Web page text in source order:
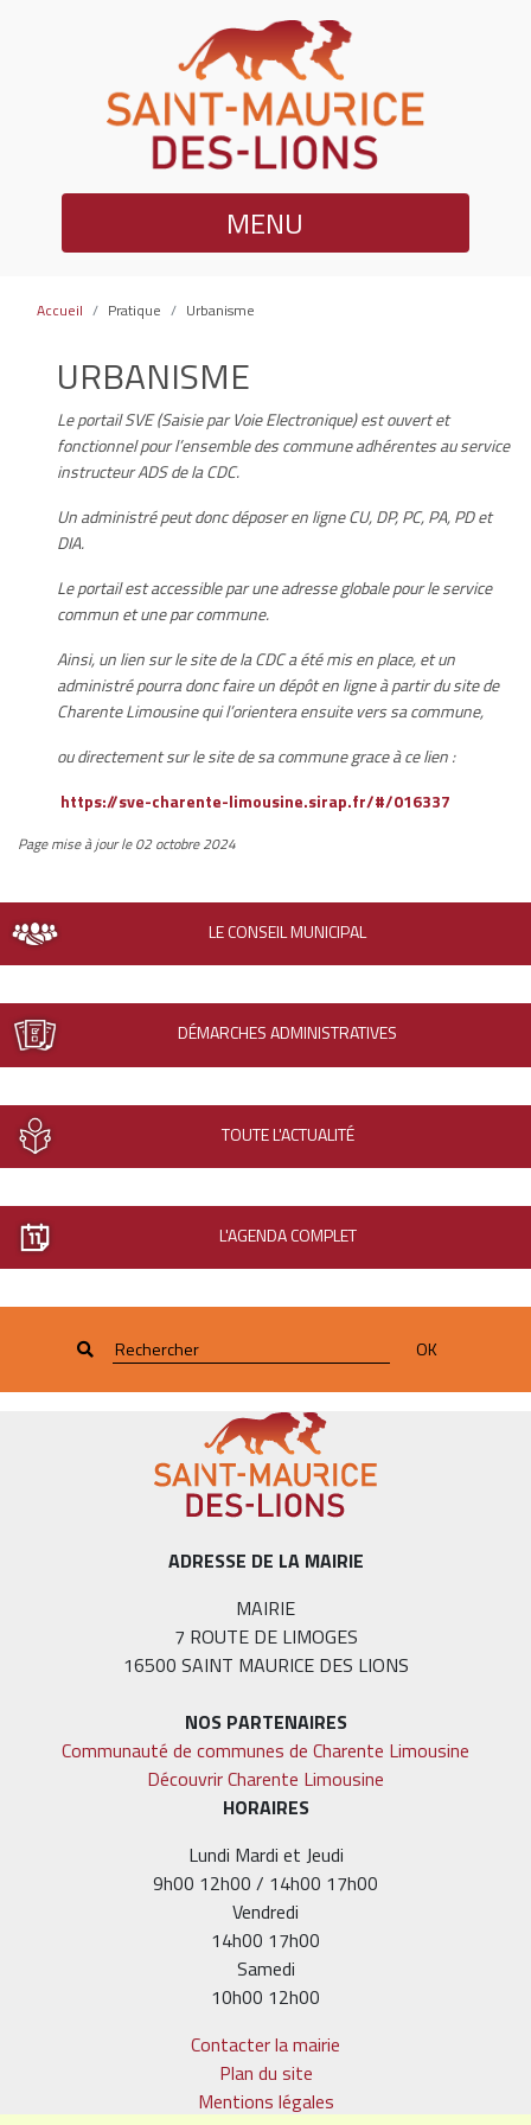
MENU
Accueil Pratique Urbanisme
URBANISME
Le portail SVE (Saisie par Voie Electronique) est ouvert et
fonctionnel pour l’ensemble des commune adhérentes au service
instructeur ADS de la CDC.
Un administré peut donc déposer en ligne CU, DP, PC, PA, PD et
DIA.
Le portail est accessible par une adresse globale pour le service
commun et une par commune.
Ainsi, un lien sur le site de la CDC a été mis en place, et un
administré pourra donc faire un dépôt en ligne à partir du site de
Charente Limousine qui l’orientera ensuite vers sa commune,
ou directement sur le site de sa commune grace à ce lien :
https://sve-charente-limousine.sirap.fr/#/016337
Page mise à jour le 02 octobre 2024
LE CONSEIL MUNICIPAL
DÉMARCHES ADMINISTRATIVES
TOUTE L'ACTUALITÉ
L'AGENDA COMPLET
OK
ADRESSE DE LA MAIRIE
MAIRIE
7 ROUTE DE LIMOGES
16500 SAINT MAURICE DES LIONS
NOS PARTENAIRES
Communauté de communes de Charente Limousine
Découvrir Charente Limousine
HORAIRES
Lundi Mardi et Jeudi
9h00 12h00 / 14h00 17h00
Vendredi
14h00 17h00
Samedi
10h00 12h00
Contacter la mairie
Plan du site
Mentions légales